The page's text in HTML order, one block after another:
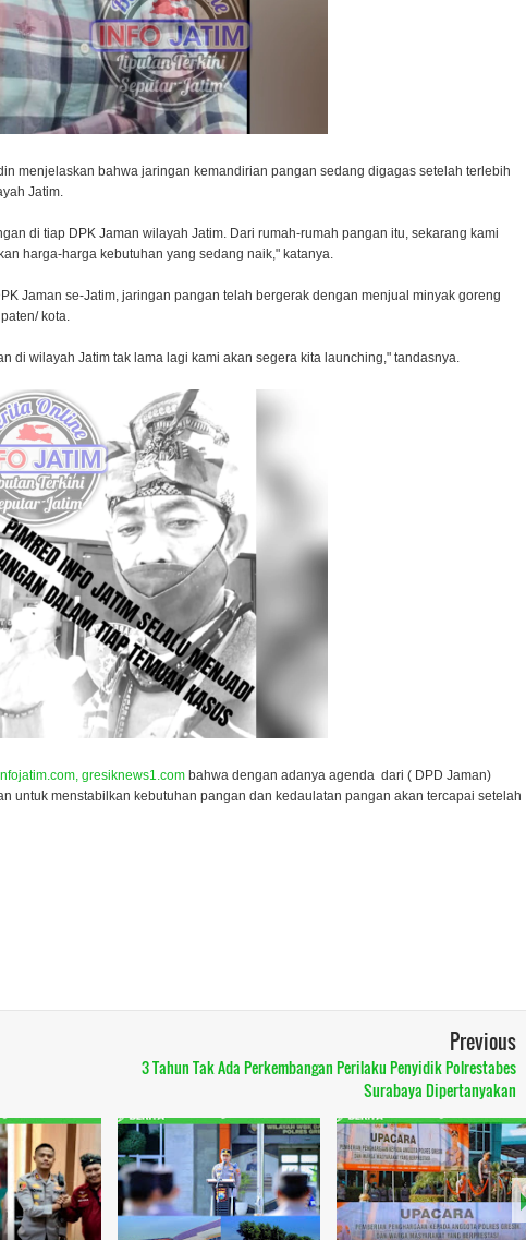
menjelaskan bahwa jaringan kemandirian pangan sedang digagas setelah terlebih
Jatim.
di tiap DPK Jaman wilayah Jatim. Dari rumah-rumah pangan itu, sekarang kami
harga-harga kebutuhan yang sedang naik," katanya.
Jaman se-Jatim, jaringan pangan telah bergerak dengan menjual minyak goreng
kota.
di wilayah Jatim tak lama lagi kami akan segera kita launching," tandasnya.
gresiknews1.com bahwa dengan adanya agenda dari ( DPD Jaman)
untuk menstabilkan kebutuhan pangan dan kedaulatan pangan akan tercapai setelah
Previous
3 Tahun Tak Ada Perkembangan Perilaku Penyidik Polrestabes
Surabaya Dipertanyakan